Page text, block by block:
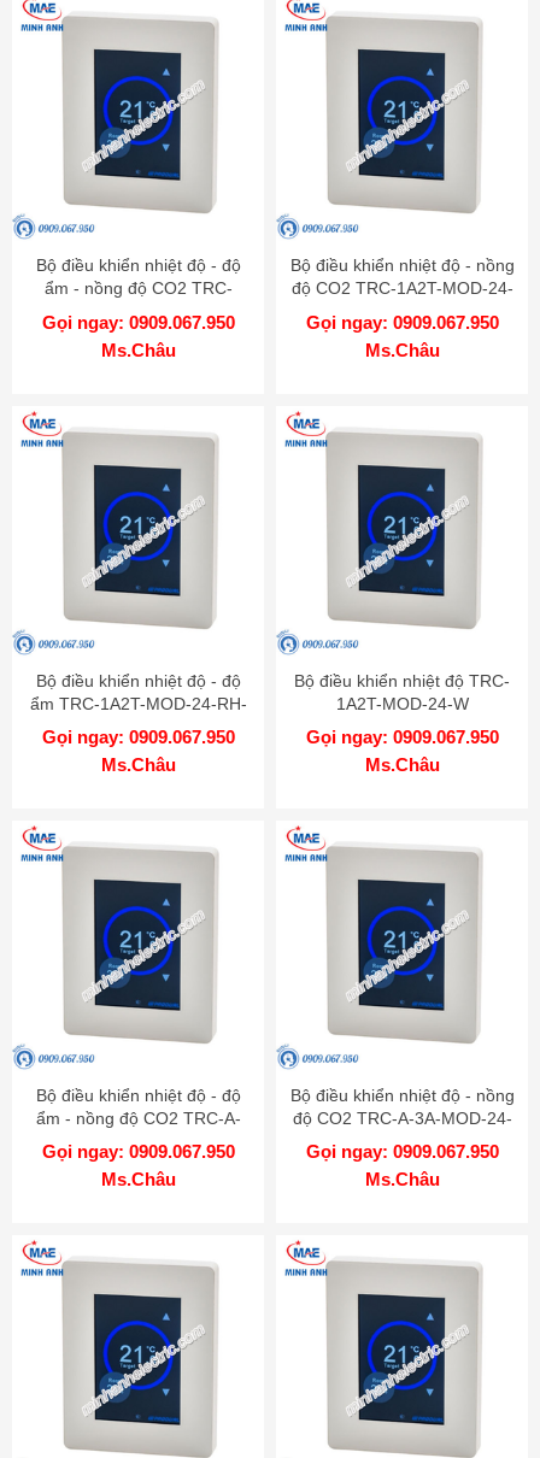
Bộ điều khiển nhiệt độ - độ
ẩm - nồng độ CO2 TRC-
1A2T-MOD-24-RH-CO2-W
Gọi ngay: 0909.067.950
Ms.Châu
Bộ điều khiển nhiệt độ - nồng
độ CO2 TRC-1A2T-MOD-24-
CO2-W
Gọi ngay: 0909.067.950
Ms.Châu
Bộ điều khiển nhiệt độ - độ
ẩm TRC-1A2T-MOD-24-RH-
W
Gọi ngay: 0909.067.950
Ms.Châu
Bộ điều khiển nhiệt độ TRC-
1A2T-MOD-24-W
Gọi ngay: 0909.067.950
Ms.Châu
Bộ điều khiển nhiệt độ - độ
ẩm - nồng độ CO2 TRC-A-
3A-MOD-24-RH-CO2-W
Gọi ngay: 0909.067.950
Ms.Châu
Bộ điều khiển nhiệt độ - nồng
độ CO2 TRC-A-3A-MOD-24-
CO2-W
Gọi ngay: 0909.067.950
Ms.Châu